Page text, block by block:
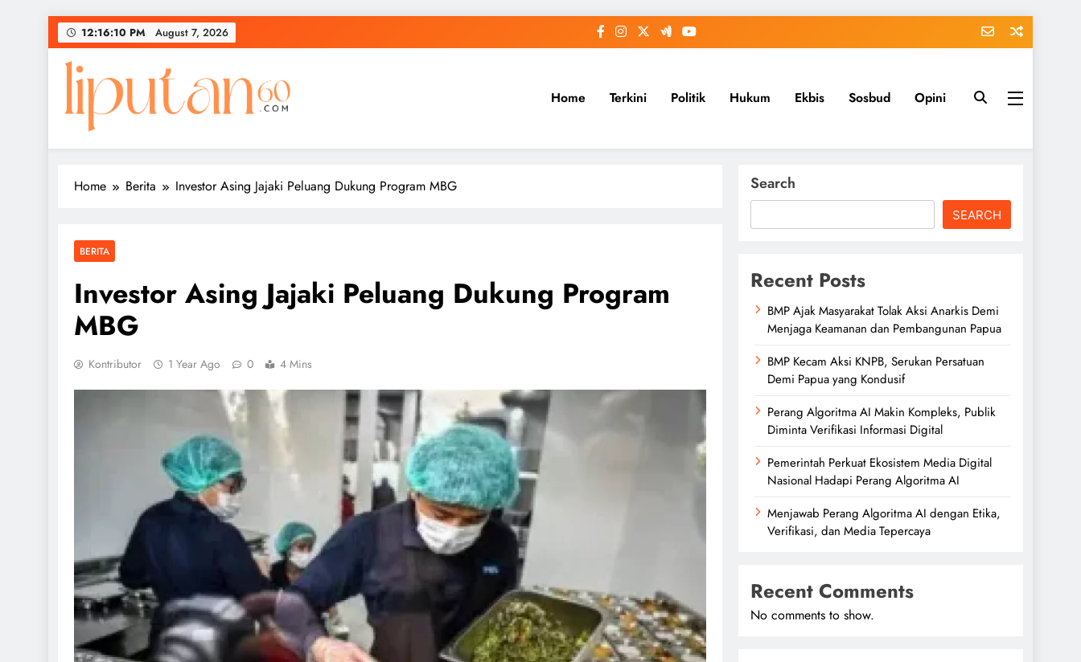
Skip
to
content
12:16:11 PM August 7, 2026
Home Terkini Politik Hukum Ekbis Sosbud Opini
Home Berita Investor Asing Jajaki Peluang Dukung Program MBG
BERITA
Investor Asing Jajaki Peluang Dukung Program
MBG
Kontributor 1 Year Ago 0 4 Mins
Search
SEARCH
Recent Posts
BMP Ajak Masyarakat Tolak Aksi Anarkis Demi
Menjaga Keamanan dan Pembangunan Papua
BMP Kecam Aksi KNPB, Serukan Persatuan
Demi Papua yang Kondusif
Perang Algoritma AI Makin Kompleks, Publik
Diminta Verifikasi Informasi Digital
Pemerintah Perkuat Ekosistem Media Digital
Nasional Hadapi Perang Algoritma AI
Menjawab Perang Algoritma AI dengan Etika,
Verifikasi, dan Media Tepercaya
Recent Comments
No comments to show.